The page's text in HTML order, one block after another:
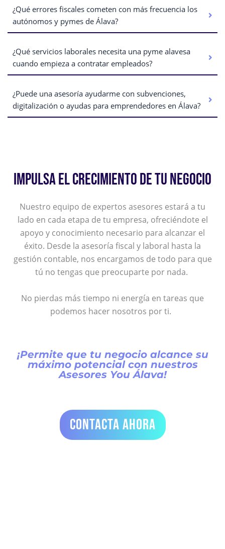
¿Qué errores fiscales cometen con más frecuencia los
autónomos y pymes de Álava?
¿Qué servicios laborales necesita una pyme alavesa
cuando empieza a contratar empleados?
¿Puede una asesoría ayudarme con subvenciones,
digitalización o ayudas para emprendedores en Álava?
IMPULSA EL CRECIMIENTO DE TU NEGOCIO
Nuestro equipo de expertos asesores estará a tu
lado en cada etapa de tu empresa, ofreciéndote el
apoyo y conocimiento necesario para alcanzar el
éxito. Desde la asesoría fiscal y laboral hasta la
gestión contable, nos encargamos de todo para que
tú no tengas que preocuparte por nada.
No pierdas más tiempo ni energía en tareas que
podemos hacer nosotros por ti.
¡Permite que tu negocio alcance su
máximo potencial con nuestros
Asesores You Álava!
contacta ahora